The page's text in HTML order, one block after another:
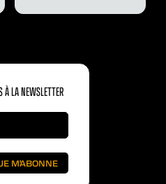
À LA NEWSLETTER